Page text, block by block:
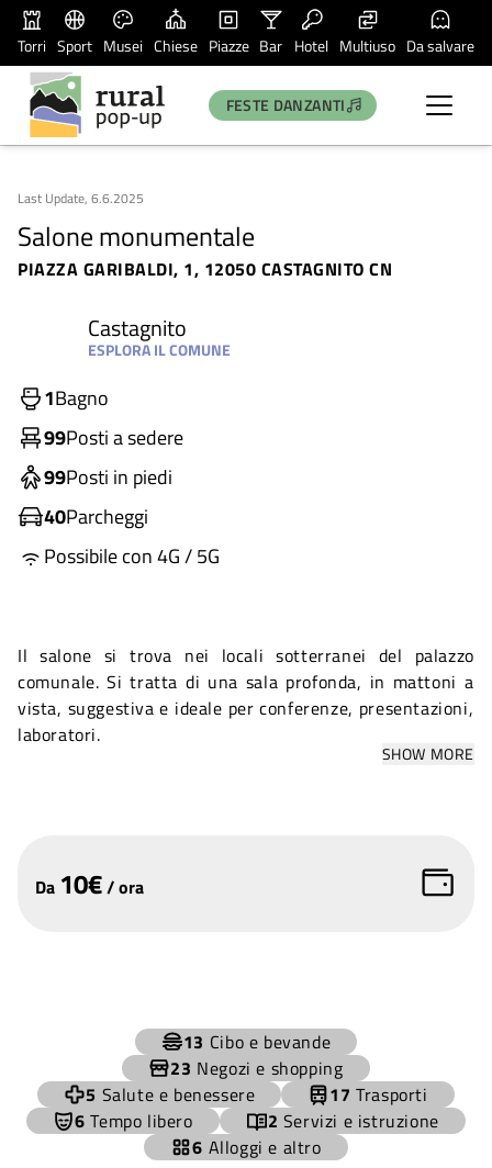
Torri Sport Musei Chiese Piazze Bar Hotel Multiuso Da salvare
FESTE DANZANTI
Last Update, 6.6.2025
Salone monumentale
PIAZZA GARIBALDI, 1, 12050 CASTAGNITO CN
Castagnito
ESPLORA IL COMUNE
1Bagno
99Posti a sedere
99Posti in piedi
40Parcheggi
Possibile con 4G / 5G
Il salone si trova nei locali sotterranei del palazzo
comunale. Si tratta di una sala profonda, in mattoni a
vista, suggestiva e ideale per conferenze, presentazioni,
laboratori.
SHOW MORE
Da 10€/ora
13 Cibo e bevande
23 Negozi e shopping
5 Salute e benessere 17 Trasporti
6 Tempo libero 2 Servizi e istruzione
6 Alloggi e altro